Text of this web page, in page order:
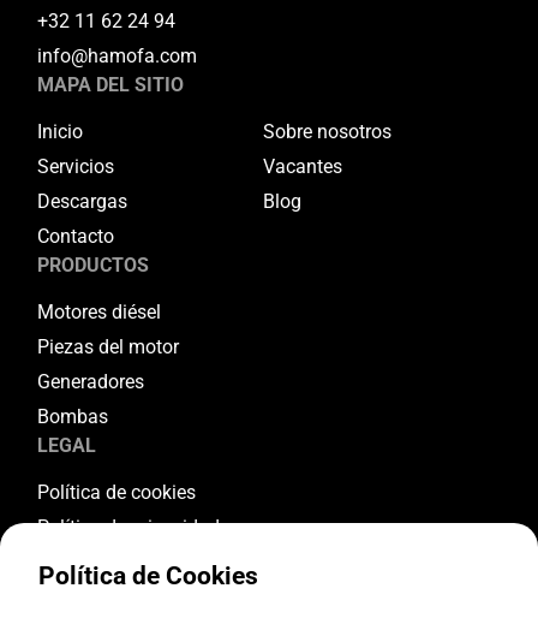
+32 11 62 24 94
info@hamofa.com
MAPA DEL SITIO
Inicio
Sobre nosotros
Servicios
Vacantes
Descargas
Blog
Contacto
PRODUCTOS
Motores diésel
Piezas del motor
Generadores
Bombas
LEGAL
Política de cookies
Política de privacidad
Términos y condiciones
Política de Cookies